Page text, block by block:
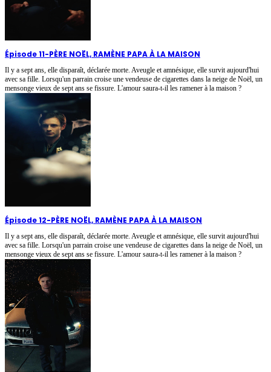
Épisode 11-PÈRE NOËL, RAMÈNE PAPA À LA MAISON
Il y a sept ans, elle disparaît, déclarée morte. Aveugle et amnésique, elle survit aujourd'hui
avec sa fille. Lorsqu'un parrain croise une vendeuse de cigarettes dans la neige de Noël, un
mensonge vieux de sept ans se fissure. L'amour saura-t-il les ramener à la maison ?
Épisode 12-PÈRE NOËL, RAMÈNE PAPA À LA MAISON
Il y a sept ans, elle disparaît, déclarée morte. Aveugle et amnésique, elle survit aujourd'hui
avec sa fille. Lorsqu'un parrain croise une vendeuse de cigarettes dans la neige de Noël, un
mensonge vieux de sept ans se fissure. L'amour saura-t-il les ramener à la maison ?